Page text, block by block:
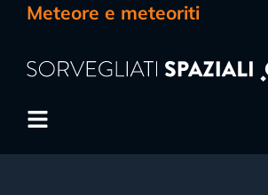
Meteore e meteoriti